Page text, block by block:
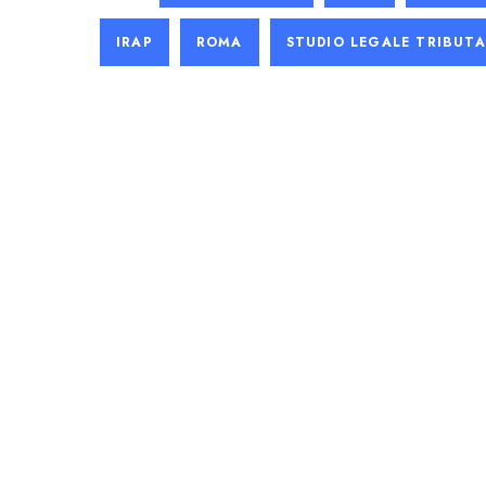
IRAP ROMA STUDIO LEGALE